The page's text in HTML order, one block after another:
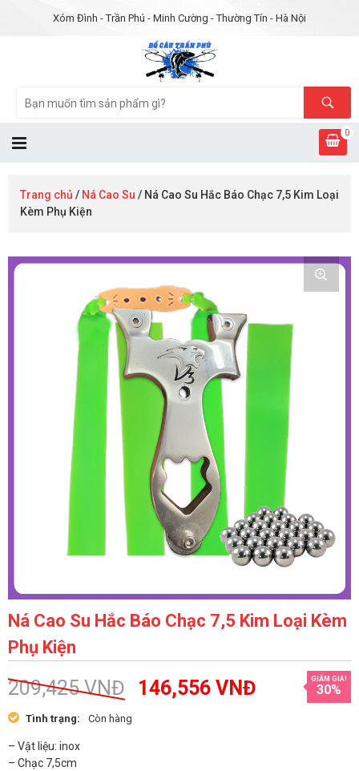
Xóm Đình - Trần Phú - Minh Cường - Thường Tín - Hà Nội
0
Trang chủ / Ná Cao Su / Ná Cao Su Hắc Báo Chạc 7,5 Kim Loại
Kèm Phụ Kiện
Ná Cao Su Hắc Báo Chạc 7,5 Kim Loại Kèm
Phụ Kiện
209,425VNĐ 146,556 VNĐ GIẢM GIÁ!
30%
Tình trạng: Còn hàng
– Vật liệu: inox
– Chạc 7,5cm